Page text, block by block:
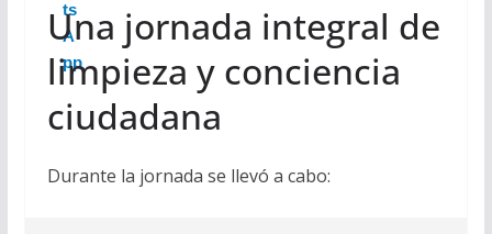
Una jornada integral de
limpieza y conciencia
ciudadana
Durante la jornada se llevó a cabo: